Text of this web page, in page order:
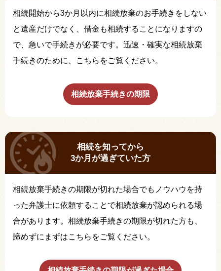
相続開始から3か月以内に相続放棄のお手続きをしない
と遺産だけでなく、借金も相続することになりますの
で、急いで手続きが必要です。迅速・確実な相続放棄
手続きのために、こちらをご覧ください。
相続放棄手続きの期限
相続を知ってから
3か月が過ぎていた方
相続放棄手続きの期限が切れた場合でもノウハウを持
った弁護士に依頼することで相続放棄が認められる場
合があります。相続放棄手続きの期限が切れた方も、
諦めずにまずはこちらをご覧ください。